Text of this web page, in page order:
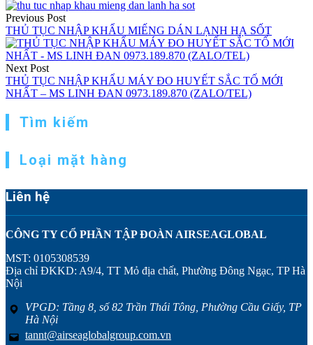
Previous Post
THỦ TỤC NHẬP KHẨU MIẾNG DÁN LẠNH HẠ SỐT
Next Post
THỦ TỤC NHẬP KHẨU MÁY ĐO HUYẾT SẮC TỐ MỚI
NHẤT – MS LINH ĐAN 0973.189.870 (ZALO/TEL)
Tìm kiếm
Loại mặt hàng
Liên hệ
CÔNG TY CỔ PHẦN TẬP ĐOÀN AIRSEAGLOBAL
MST: 0105308539
Địa chỉ ĐKKD: A9/4, TT Mỏ địa chất, Phường Đông Ngạc, TP Hà
Nội
VPGD: Tầng 8, số 82 Trần Thái Tông, Phường Cầu Giấy, TP
Hà Nội
tannt@airseaglobalgroup.com.vn